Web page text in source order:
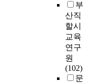
부
산직
할시
교육
연구
원
(102)
문